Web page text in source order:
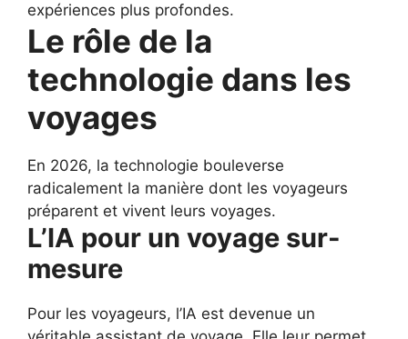
expériences plus profondes.
Le rôle de la
technologie dans les
voyages
En 2026, la technologie bouleverse
radicalement la manière dont les voyageurs
préparent et vivent leurs voyages.
L’IA pour un voyage sur-
mesure
Pour les voyageurs, l’IA est devenue un